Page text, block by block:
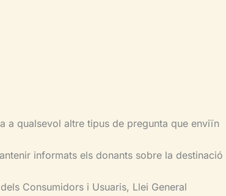
a qualsevol altre tipus de pregunta que enviïn
informats els donants sobre la destinació
Consumidors i Usuaris, Llei General